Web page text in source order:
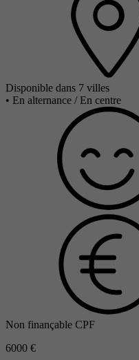
Disponible dans 7 villes
• En alternance / En centre
Non finançable CPF
6000 €